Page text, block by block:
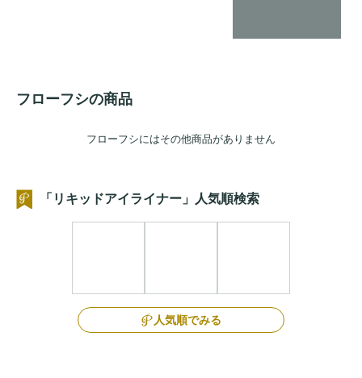
フローフシの商品
フローフシにはその他商品がありません
「リキッドアイライナー」人気順検索
人気順でみる